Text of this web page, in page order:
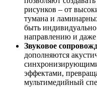
рисунков – от
тумана и
быть
направлению и даже
Звуковое
дополняются
эффектами,
мультимедийный